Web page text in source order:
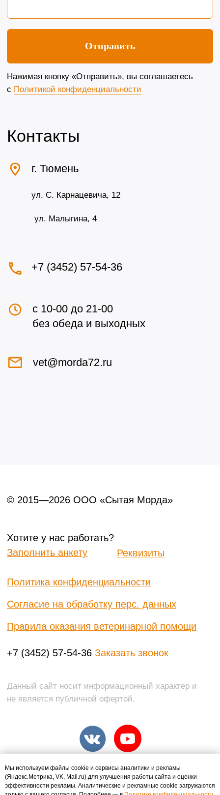
Мы используем файлы cookie и сервисы аналитики и рекламы
(Яндекс.Метрика, VK, Mail.ru) для улучшения работы сайта и оценки
эффективности рекламы. Аналитические и рекламные cookie загружаются